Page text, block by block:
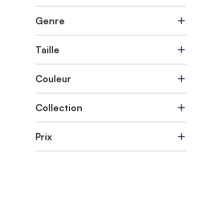
Genre
Taille
Couleur
Collection
Prix